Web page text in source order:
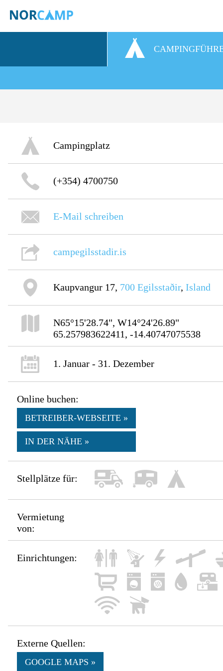
Campingplatz
(+354) 4700750
E-Mail schreiben
campegilsstadir.is
Kaupvangur 17, 700 Egilsstaðir,Island
N65°15'28.74", W14°24'26.89"
65.257983622411, -14.40747075538
1. Januar - 31. Dezember
Online buchen:
BETREIBER-WEBSEITE »
IN DER NÄHE »
Stellplätze für:
Vermietung
von:
Einrichtungen:
Externe Quellen:
GOOGLE MAPS »